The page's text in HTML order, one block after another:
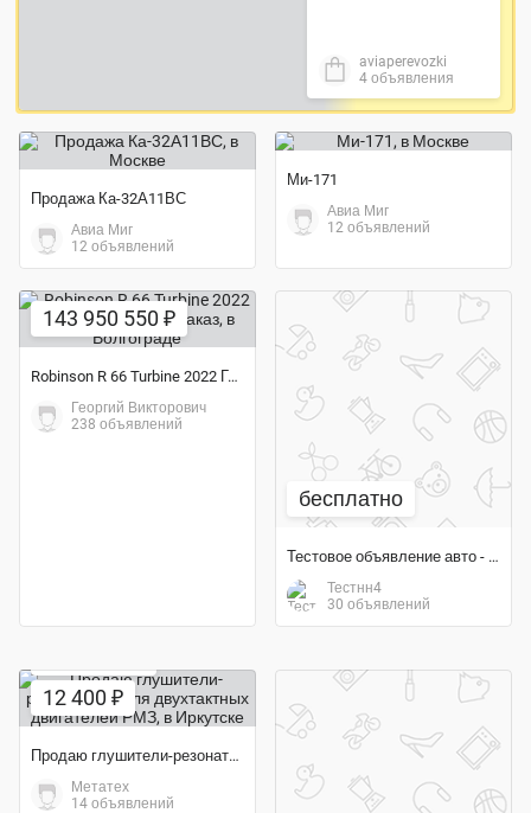
aviaperevozki
4 объявления
Продажа Ка-32А11ВС
Авиа Миг
12 объявлений
Ми-171
Авиа Миг
12 объявлений
143 950 550 ₽
Robinson R 66 Turbine 2022 Года выпуска под заказ
Георгий Викторович
238 объявлений
бесплатно
Тестовое объявление авто - воздух (пропустить для тест)
Тестнн4
30 объявлений
12 400 ₽
Продаю глушители-резонаторы для двухтактных двигателей РМЗ
Метатех
14 объявлений